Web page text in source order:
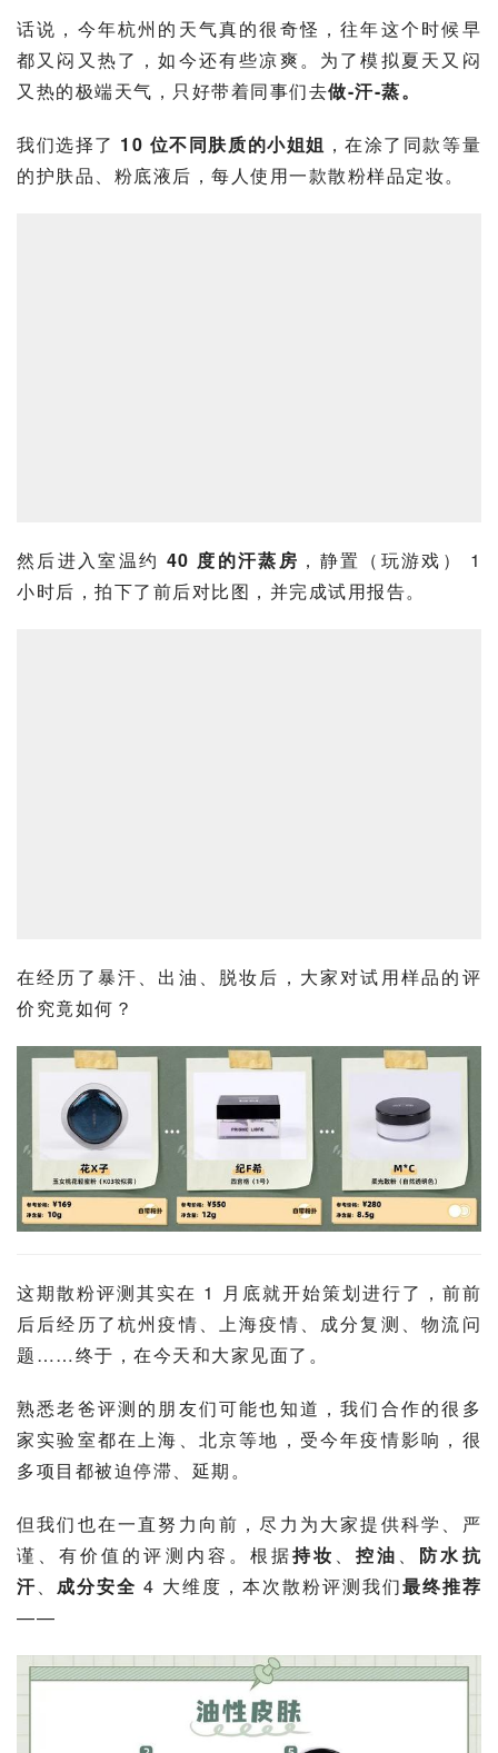
话说，今年杭州的天气真的很奇怪，往年这个时候早
都又闷又热了，如今还有些凉爽。为了模拟夏天又闷
又热的极端天气，只好带着同事们去做-汗-蒸。
我们选择了 10 位不同肤质的小姐姐 ，在涂了同款等量
的护肤品、粉底液后，每人使用一款散粉样品定妆。
然后进入室温约 40 度的汗蒸房 ，静置（玩游戏） 1
小时后，拍下了前后对比图，并完成试用报告。
在经历了暴汗、出油、脱妆后，大家对试用样品的评
价究竟如何？
这期散粉评测其实在 1 月底就开始策划进行了，前前
后后经历了杭州疫情、上海疫情、成分复测、物流问
题……终于，在今天和大家见面了。
熟悉老爸评测的朋友们可能也知道，我们合作的很多
家实验室都在上海、北京等地，受今年疫情影响，很
多项目都被迫停滞、延期。
但我们也在一直努力向前，尽力为大家提供科学、严
谨、有价值的评测内容。根据持妆 、控油
防水抗
汗
成分安全 4 大维度，本次散粉评测我们最终推荐
——